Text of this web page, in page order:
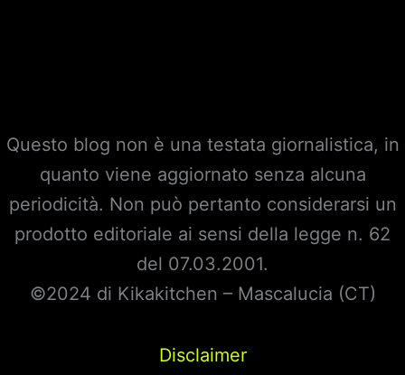
Questo blog non è una testata giornalistica, in
quanto viene aggiornato senza alcuna
periodicità. Non può pertanto considerarsi un
prodotto editoriale ai sensi della legge n. 62
del 07.03.2001.
©2024 di Kikakitchen – Mascalucia (CT)
Disclaimer